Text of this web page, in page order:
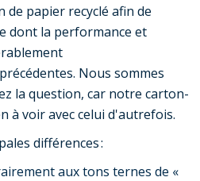
papier recyclé afin de
dont la performance et
Nous sommes
la question, car notre carton-
à voir avec celui d'autrefois.
différences :
aux tons ternes de «